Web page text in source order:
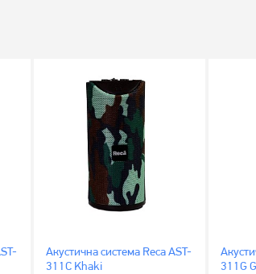
Акустична система Reca AST-
311C Khaki
311G